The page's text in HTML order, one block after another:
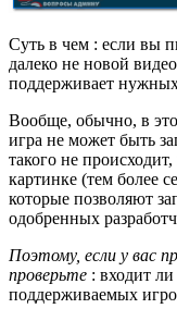
Суть в чем : если вы
далеко не новой
поддерживает
Вообще, обычно, в
игра не может быть
такого не
картинке (тем более
которые позволяют
одобренных
Поэтому, если у вас
проверьте : входит
поддерживаемых